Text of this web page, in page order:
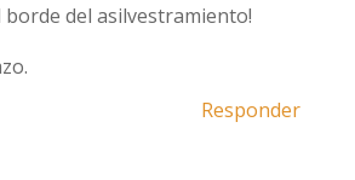
borde del asilvestramiento!
Responder